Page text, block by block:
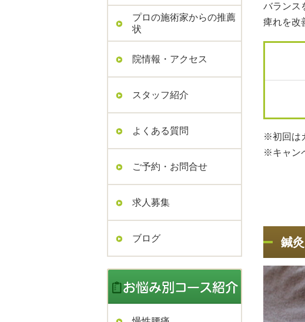
プロの施術家からの推薦
状
院情報・アクセス
スタッフ紹介
よくある質問
ご予約・お問合せ
求人募集
ブログ
バランス
痺れを改
※初回は
※キャン
鍼